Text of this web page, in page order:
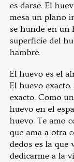
es darse. El
mesa un plano
se hunde en un
superficie del
hambre.
El huevo es el
El huevo
exacto. Como
huevo en el
huevo. Te amo
que ama a otra
dedos es la que
dedicarme a la